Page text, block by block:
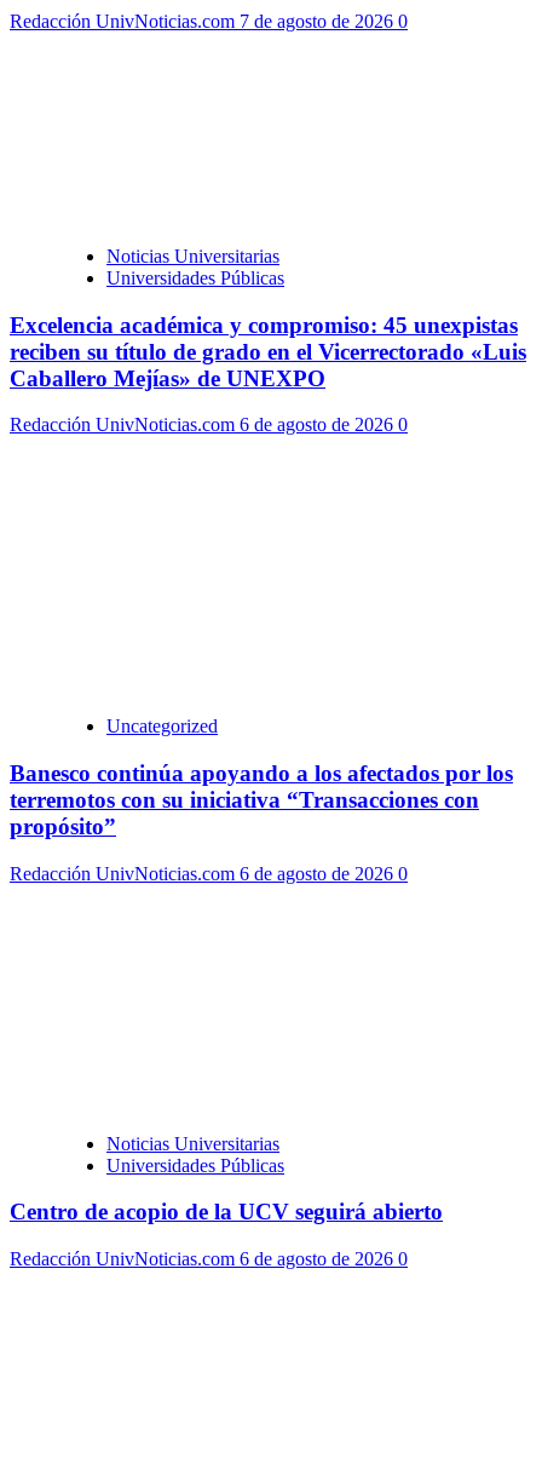
Redacción UnivNoticias.com 7 de agosto de 2026 0
Noticias Universitarias
Universidades Públicas
Excelencia académica y compromiso: 45 unexpistas
reciben su título de grado en el Vicerrectorado «Luis
Caballero Mejías» de UNEXPO
Redacción UnivNoticias.com 6 de agosto de 2026 0
Uncategorized
Banesco continúa apoyando a los afectados por los
terremotos con su iniciativa “Transacciones con
propósito”
Redacción UnivNoticias.com 6 de agosto de 2026 0
Noticias Universitarias
Universidades Públicas
Centro de acopio de la UCV seguirá abierto
Redacción UnivNoticias.com 6 de agosto de 2026 0